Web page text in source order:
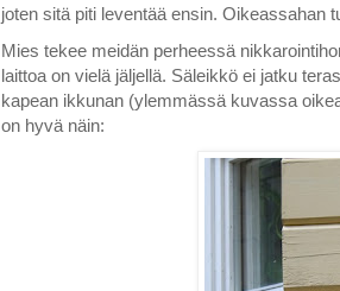
joten sitä piti leventää ensin. Oikeassahan
Mies tekee meidän perheessä
laittoa on vielä jäljellä. Säleikkö ei jatku
kapean ikkunan (ylemmässä kuvassa
on hyvä näin: